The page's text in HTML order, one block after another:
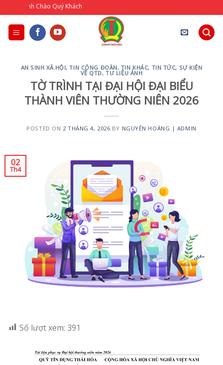
to
content
Quý Khách
AN SINH XÃ HỘI,TIN CÔNG ĐOÀN, TIN KHÁC, TIN TỨC, SỰ KIỆN
VỀ QTD,TƯ LIỆU ẢNH
TỜ TRÌNH TẠI ĐẠI HỘI ĐẠI BIỂU
THÀNH VIÊN THƯỜNG NIÊN 2026
POSTED ON 2 THÁNG 4, 2026 BY NGUYÊN HOÀNG | ADMIN
02
Th4
Số lượt xem: 391